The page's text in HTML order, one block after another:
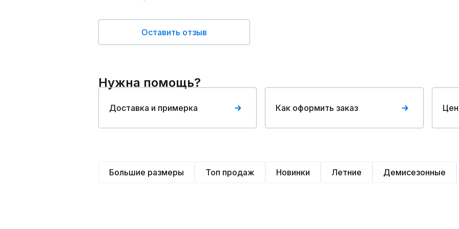
Оставить отзыв
Нужна помощь?
Доставка и примерка Как оформить заказ
Большие размеры Топ продаж Новинки Летние Демисезонные